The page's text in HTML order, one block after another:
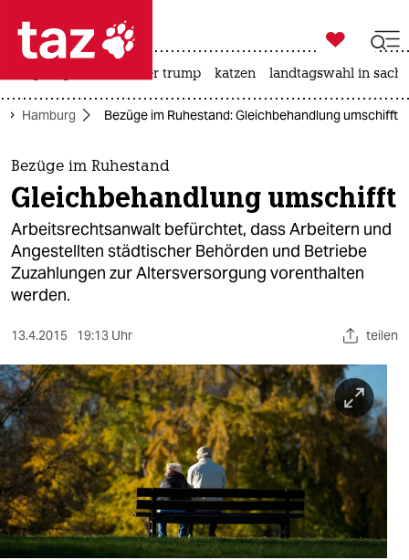
 taz zahl ich
taz zahl ich
themen
politik
öko
gesellschaft
kultur
sport
berlin
nord
wahrheit
verlag

taz zahl ich
usa unter trump katzen landtagswahl in
Hamburg Bezüge im Ruhestand: Gleichbehandlung umschifft
Bezüge im Ruhestand
Gleichbehandlung umschifft
Arbeitsrechtsanwalt befürchtet, dass Arbeitern und
Angestellten städtischer Behörden und Betriebe
Zuzahlungen zur Altersversorgung vorenthalten
werden.
13.4.2015 19:13 Uhr teilen